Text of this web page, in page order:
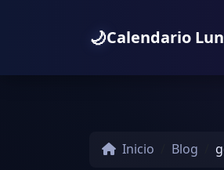
🌙Calendario
Inicio Blog